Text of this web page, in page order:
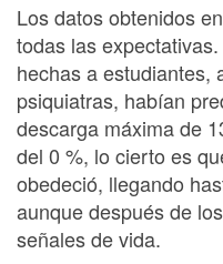
Los datos obtenidos
todas las
hechas a estudiantes,
psiquiatras, habían
descarga máxima de
del 0 %, lo cierto es
obedeció, llegando
aunque después de
señales de vida.